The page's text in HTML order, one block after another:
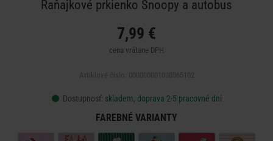
Raňajkové prkienko Snoopy a autobus
7,99 €
cena vrátane DPH
Dostupnosť: skladem, doprava 2-5 pracovné dni
FAREBNÉ VARIANTY